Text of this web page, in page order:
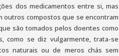
dos medicamentos entre si, mas
outros compostos que se encontram
são tomados pelos doentes como
como se diz vulgarmente, trata-se
naturais ou de meros chás sem